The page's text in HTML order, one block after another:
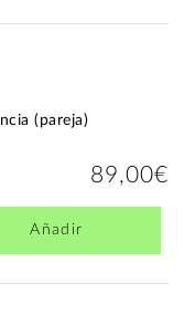
(pareja)
89,00€
Añadir